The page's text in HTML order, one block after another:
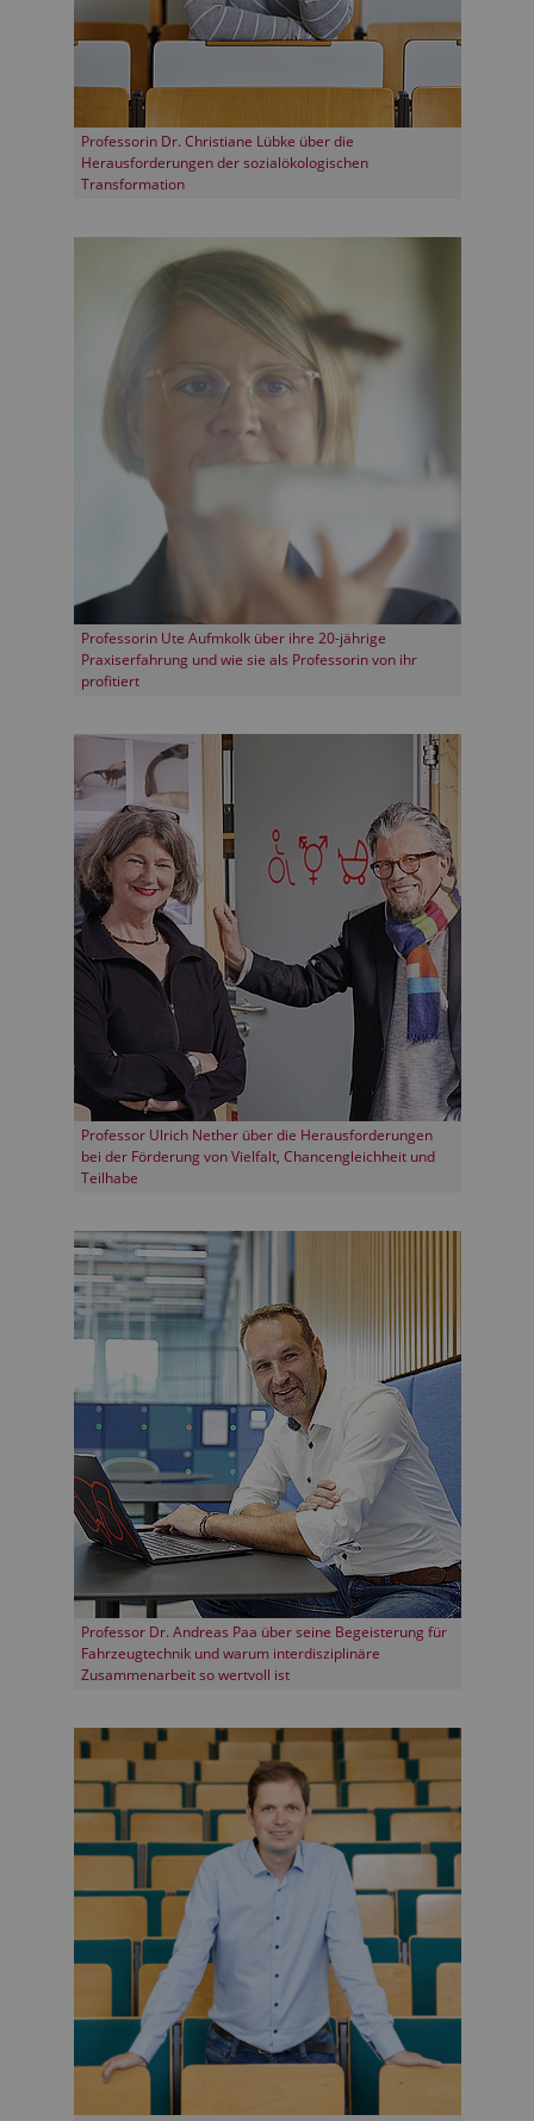
Professorin Dr. Christiane Lübke über die
Herausforderungen der sozialökologischen
Transformation
Professorin Ute Aufmkolk über ihre 20-jährige
Praxiserfahrung und wie sie als Professorin von ihr
profitiert
Professor Ulrich Nether über die Herausforderungen
bei der Förderung von Vielfalt, Chancengleichheit und
Teilhabe
Professor Dr. Andreas Paa über seine Begeisterung für
Fahrzeugtechnik und warum interdisziplinäre
Zusammenarbeit so wertvoll ist